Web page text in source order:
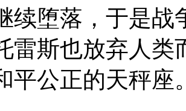
续堕落，于是
雷斯也放弃人类
平公正的天秤座